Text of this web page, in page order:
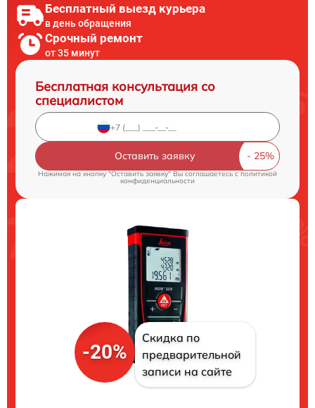
Бесплатный выезд курьера
в день обращения
Срочный ремонт
от 35 минут
Бесплатная консультация со
специалистом
Оставить заявку
Нажимая на кнопку "Оставить заявку" Вы соглашаетесь cполитикой
конфиденциальности
-20%
Скидка по
предварительной
записи на сайте